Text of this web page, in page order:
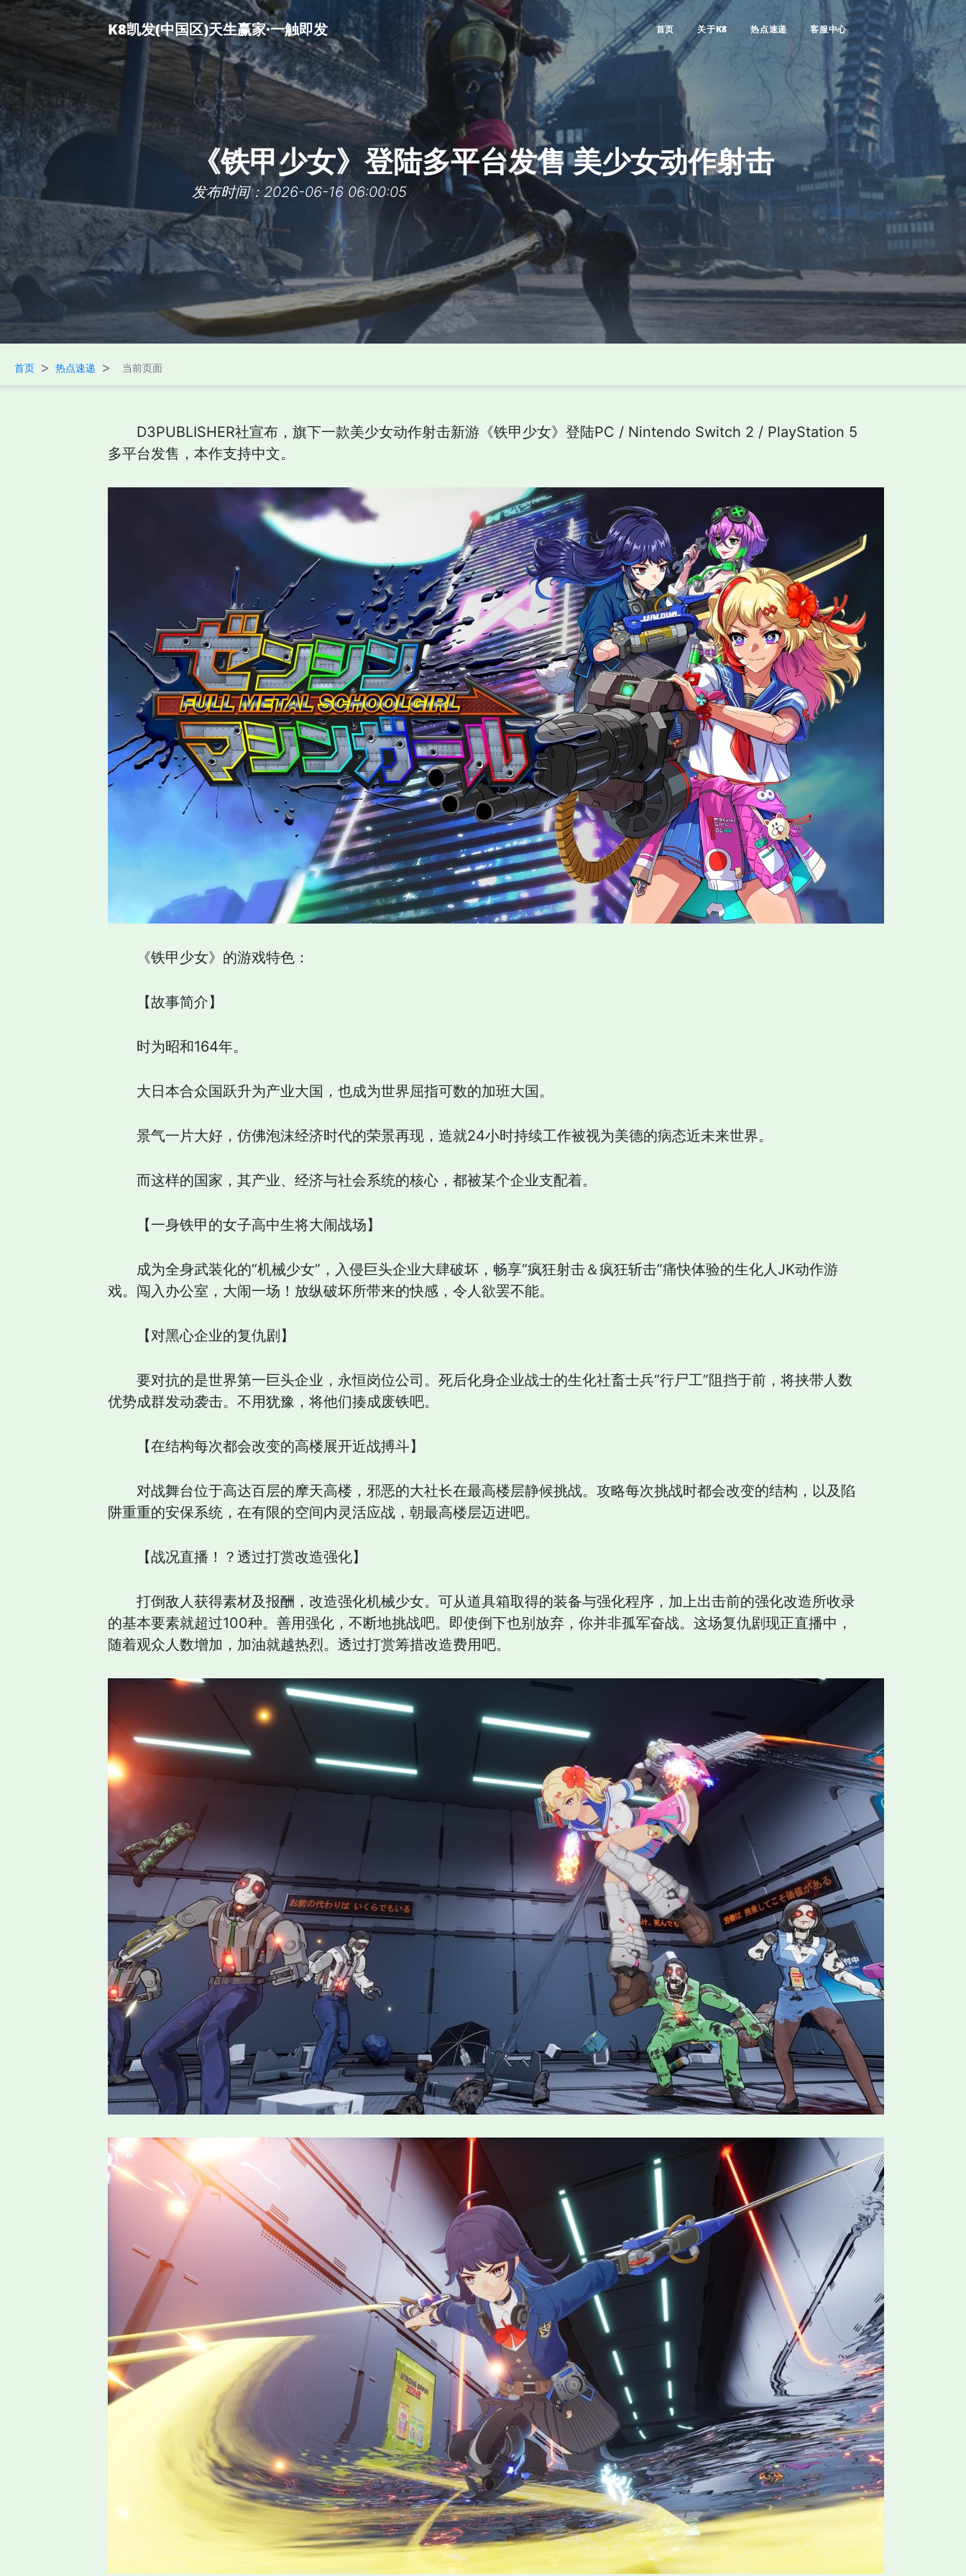
K8凯发(中国区)天生赢家·一触即发 首页 关于K8 热点速递 客服中心
《铁甲少女》登陆多平台发售 美少女动作射击
发布时间：2026-06-16 06:00:05
首页 > 热点速递 > 当前页面
D3PUBLISHER社宣布，旗下一款美少女动作射击新游《铁甲少女》登陆PC / Nintendo Switch 2 / PlayStation 5
多平台发售，本作支持中文。
《铁甲少女》的游戏特色：
【故事简介】
时为昭和164年。
大日本合众国跃升为产业大国，也成为世界屈指可数的加班大国。
景气一片大好，仿佛泡沫经济时代的荣景再现，造就24小时持续工作被视为美德的病态近未来世界。
而这样的国家，其产业、经济与社会系统的核心，都被某个企业支配着。
【一身铁甲的女子高中生将大闹战场】
成为全身武装化的“机械少女”，入侵巨头企业大肆破坏，畅享“疯狂射击＆疯狂斩击”痛快体验的生化人JK动作游
戏。闯入办公室，大闹一场！放纵破坏所带来的快感，令人欲罢不能。
【对黑心企业的复仇剧】
要对抗的是世界第一巨头企业，永恒岗位公司。死后化身企业战士的生化社畜士兵“行尸工”阻挡于前，将挟带人数
优势成群发动袭击。不用犹豫，将他们揍成废铁吧。
【在结构每次都会改变的高楼展开近战搏斗】
对战舞台位于高达百层的摩天高楼，邪恶的大社长在最高楼层静候挑战。攻略每次挑战时都会改变的结构，以及陷
阱重重的安保系统，在有限的空间内灵活应战，朝最高楼层迈进吧。
【战况直播！？透过打赏改造强化】
打倒敌人获得素材及报酬，改造强化机械少女。可从道具箱取得的装备与强化程序，加上出击前的强化改造所收录
的基本要素就超过100种。善用强化，不断地挑战吧。即使倒下也别放弃，你并非孤军奋战。这场复仇剧现正直播中，
随着观众人数增加，加油就越热烈。透过打赏筹措改造费用吧。